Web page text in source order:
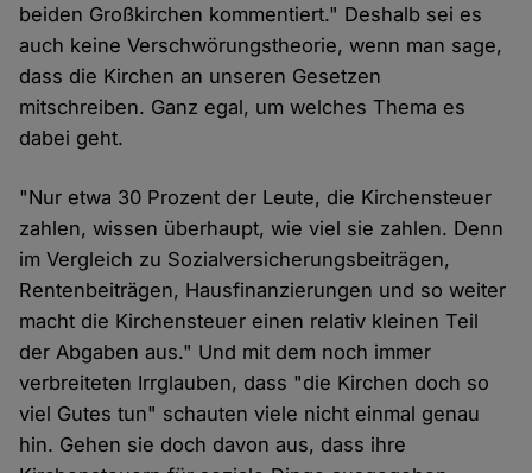
beiden Großkirchen kommentiert." Deshalb sei es
auch keine Verschwörungstheorie, wenn man sage,
dass die Kirchen an unseren Gesetzen
mitschreiben. Ganz egal, um welches Thema es
dabei geht.
"Nur etwa 30 Prozent der Leute, die Kirchensteuer
zahlen, wissen überhaupt, wie viel sie zahlen. Denn
im Vergleich zu Sozialversicherungsbeiträgen,
Rentenbeiträgen, Hausfinanzierungen und so weiter
macht die Kirchensteuer einen relativ kleinen Teil
der Abgaben aus." Und mit dem noch immer
verbreiteten Irrglauben, dass "die Kirchen doch so
viel Gutes tun" schauten viele nicht einmal genau
hin. Gehen sie doch davon aus, dass ihre